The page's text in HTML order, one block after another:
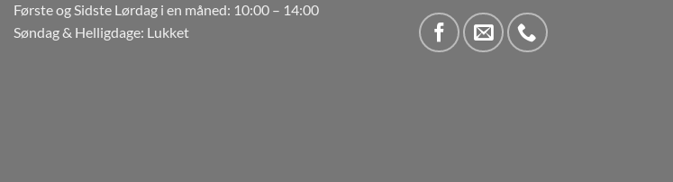
Første og Sidste Lørdag i en måned: 10:00 – 14:00
Søndag & Helligdage: Lukket